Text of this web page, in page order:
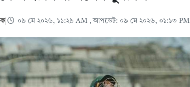
০৯ মে ২০২৬, ১১:২৯ AM , আপডেট: ০৯ মে ২০২৬, ০১:১৩ PM